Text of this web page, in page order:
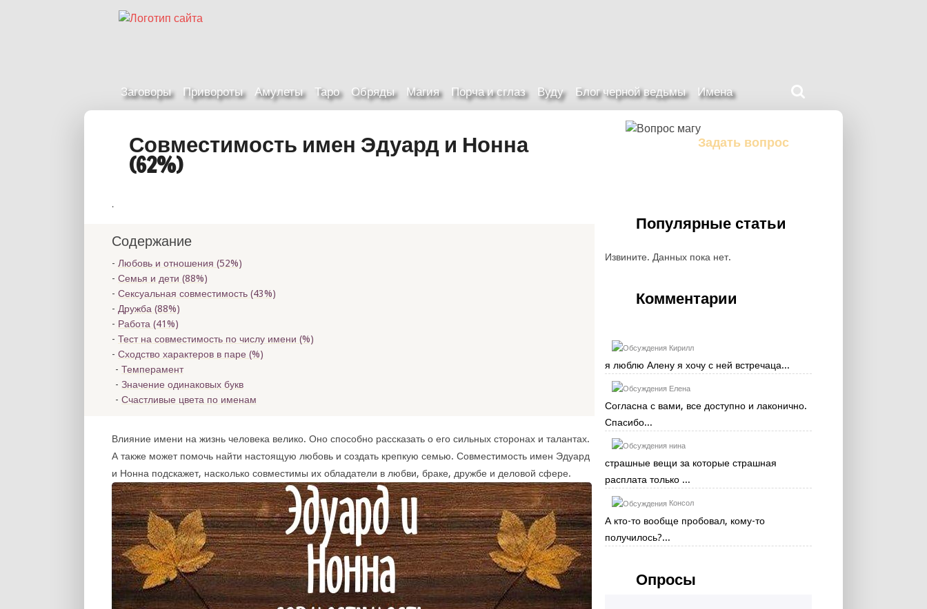
Заговоры Привороты Амулеты Таро Обряды Магия Порча и сглаз Вуду Блог черной ведьмы Имена
сайте
Совместимость имен Эдуард и Нонна
(62%)
.
Содержание
Любовь и отношения (52%)
Семья и дети (88%)
Сексуальная совместимость (43%)
Дружба (88%)
Работа (41%)
Тест на совместимость по числу имени (%)
Сходство характеров в паре (%)
Темперамент
Значение одинаковых букв
Счастливые цвета по именам
Влияние имени на жизнь человека велико. Оно способно рассказать о его сильных сторонах и талантах.
А также может помочь найти настоящую любовь и создать крепкую семью. Совместимость имен Эдуард
и Нонна подскажет, насколько совместимы их обладатели в любви, браке, дружбе и деловой сфере.
Задать вопрос
Популярные статьи
Извините. Данных пока нет.
Комментарии
Кирилл
я люблю Алену я хочу с ней встречаца...
Елена
Согласна с вами, все доступно и лаконично.
Спасибо...
нина
страшные вещи за которые страшная
расплата только ...
Консол
А кто-то вообще пробовал, кому-то
получилось?...
Опросы